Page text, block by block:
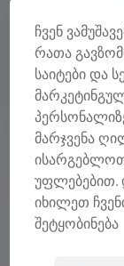
ჩვენ
რათა
საიტები და
მარჯვენა
უფლებებით.
იხილეთ
შეტყობინება